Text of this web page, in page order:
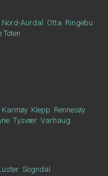
Nord-Aurdal Otta Ringebu
Toten
Karmøy Klepp Rennesøy
Tysvær Varhaug
Sogndal